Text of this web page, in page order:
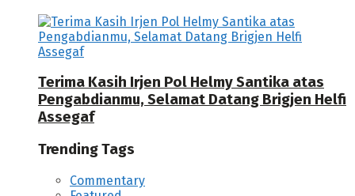
Terima Kasih Irjen Pol Helmy Santika atas
Pengabdianmu, Selamat Datang Brigjen Helfi
Assegaf
Trending Tags
Commentary